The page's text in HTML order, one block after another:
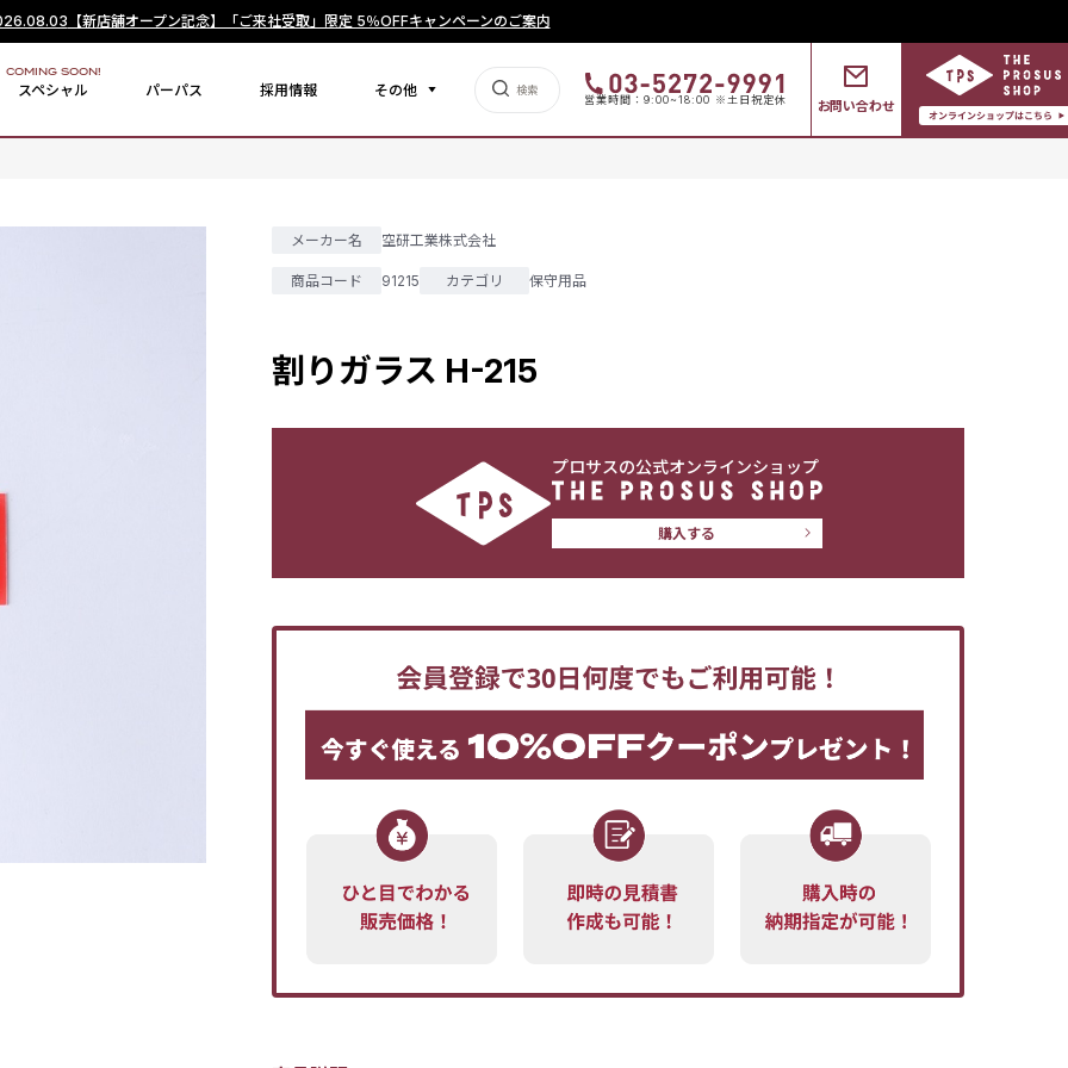
【新店舗オープン記念】「ご来社受取」限定 5％OFFキャンペーンのご案内
スペシャル
COMING SOON!
パーパス 採用情報 その他
営業時間：9:00~18:00 ※土日祝定休 お問い合わせ
メーカー名 空研工業株式会社
商品コード 91215 カテゴリ 保守用品
割りガラス H-215
プロサスの公式オンラインショップ
購入する